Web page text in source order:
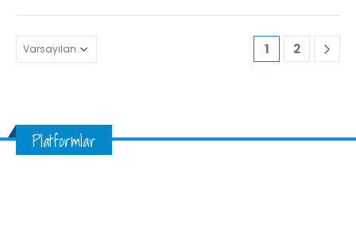
1 2
Platformlar